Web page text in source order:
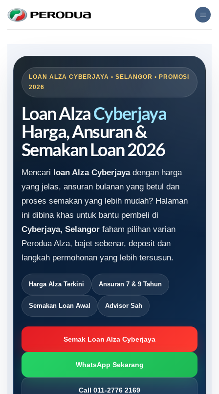
content
LOAN ALZA CYBERJAYA • SELANGOR • PROMOSI
2026
Loan AlzaCyberjaya
Harga, Ansuran &
Semakan Loan 2026
Mencari loan Alza Cyberjayadengan harga
yang jelas, ansuran bulanan yang betul dan
proses semakan yang lebih mudah? Halaman
ini dibina khas untuk bantu pembeli di
Cyberjaya, Selangor faham pilihan varian
Perodua Alza, bajet sebenar, deposit dan
langkah permohonan yang lebih tersusun.
Harga Alza Terkini Ansuran 7 & 9 Tahun
Semakan Loan Awal Advisor Sah
Semak Loan Alza Cyberjaya
WhatsApp Sekarang
Call 011-2776 2169